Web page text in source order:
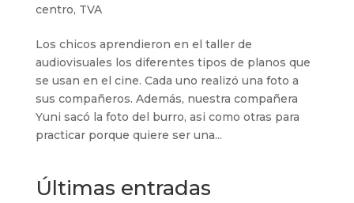
centro, TVA
Los chicos aprendieron en el taller de
audiovisuales los diferentes tipos de planos que
se usan en el cine. Cada uno realizó una foto a
sus compañeros. Además, nuestra compañera
Yuni sacó la foto del burro, asi como otras para
practicar porque quiere ser una...
Últimas entradas